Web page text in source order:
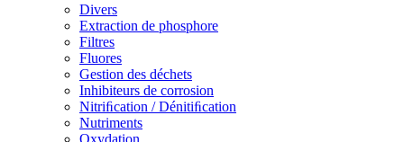
Divers
Extraction de phosphore
Filtres
Fluores
Gestion des déchets
Inhibiteurs de corrosion
Nitriﬁcation / Dénitiﬁcation
Nutriments
Oxydation